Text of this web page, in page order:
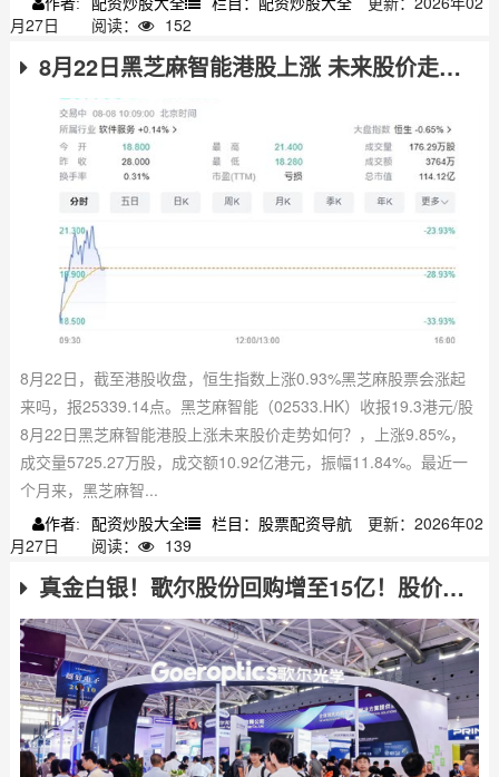
月27日
阅读： 152
8月22日黑芝麻智能港股上涨 未来股价走势如何？
8月22日，截至港股收盘，恒生指数上涨0.93%黑芝麻股票会涨起
来吗，报25339.14点。黑芝麻智能（02533.HK）收报19.3港元/股
8月22日黑芝麻智能港股上涨未来股价走势如何？，上涨9.85%，
成交量5725.27万股，成交额10.92亿港元，振幅11.84%。最近一
个月来，黑芝麻智...
作者: 配资炒股大全 栏目：股票配资导航
更新：2026年02
月27日
阅读： 139
真金白银！歌尔股份回购增至15亿！股价即将触底吗？